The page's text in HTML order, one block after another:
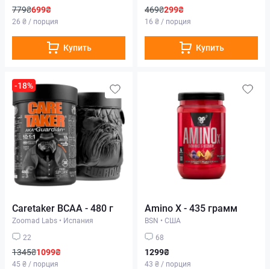
779₴699₴
26 ₴ / порция
Купить
469₴299₴
16 ₴ / порция
Купить
-18%
Caretaker BCAA - 480 г
Zoomad Labs • Испания
22
1345₴1099₴
45 ₴ / порция
Amino X - 435 грамм
BSN • США
68
1299₴
43 ₴ / порция